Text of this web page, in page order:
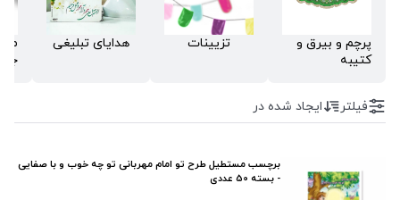
پرچم و بیرق و
کتیبه
تزیینات هدایای تبلیغی
فیلتر ایجاد شده در
برچسب مستطیل طرح تو امام مهربانی تو چه خوب و با صفایی
- بسته 50 عددی